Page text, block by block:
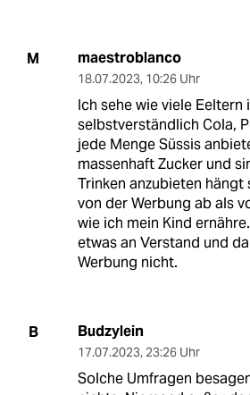
M maestroblanco
18.07.2023, 10:26 Uhr
Ich sehe wie viele Eeltern
selbstverständlich Cola,
jede Menge Süssis
massenhaft Zucker und
Trinken anzubieten
von der Werbung ab als
wie ich mein Kind
etwas an Verstand und
Werbung nicht.
B Budzylein
17.07.2023, 23:26 Uhr
Solche Umfragen